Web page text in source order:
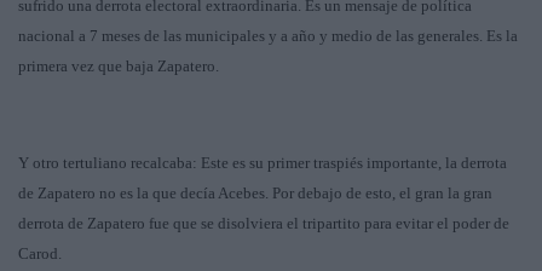
sufrido una derrota electoral extraordinaria. Es un mensaje de política
nacional a 7 meses de las municipales y a año y medio de las generales. Es la
primera vez que baja Zapatero.
Y otro tertuliano recalcaba: Este es su primer traspiés importante, la derrota
de Zapatero no es la que decía Acebes. Por debajo de esto, el gran la gran
derrota de Zapatero fue que se disolviera el tripartito para evitar el poder de
Carod.